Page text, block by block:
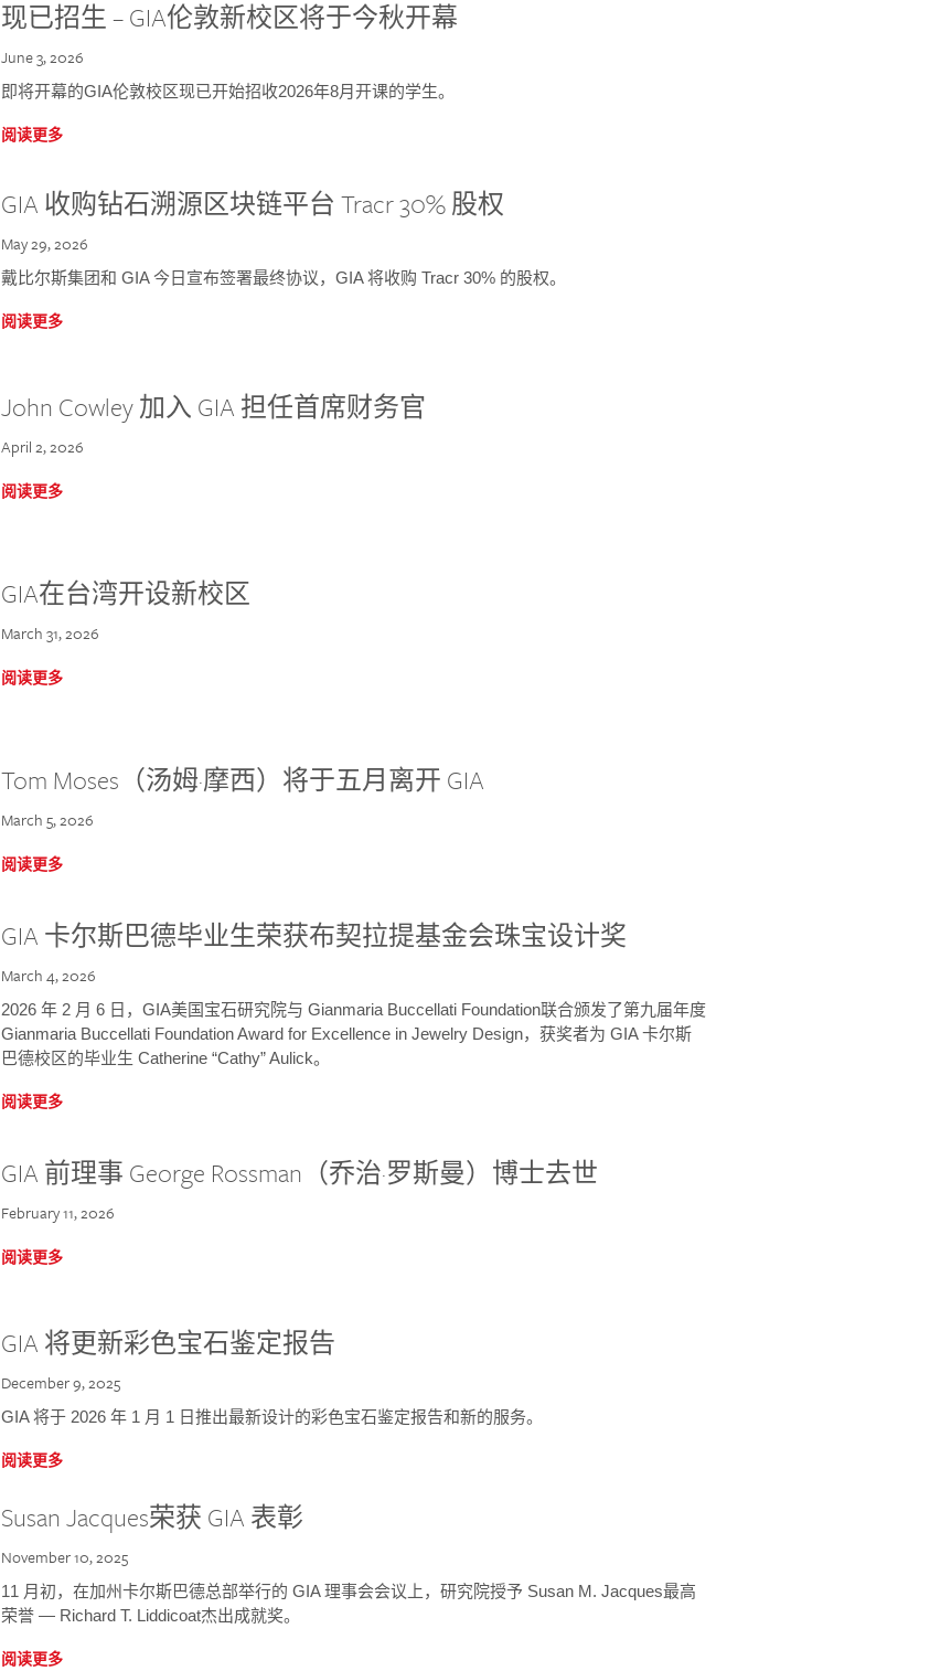
现已招生 – GIA伦敦新校区将于今秋开幕
June 3, 2026
即将开幕的GIA伦敦校区现已开始招收2026年8月开课的学生。
阅读更多
GIA 收购钻石溯源区块链平台 Tracr 30% 股权
May 29, 2026
戴比尔斯集团和 GIA 今日宣布签署最终协议，GIA 将收购 Tracr 30% 的股权。
阅读更多
John Cowley 加入 GIA 担任首席财务官
April 2, 2026
阅读更多
GIA在台湾开设新校区
March 31, 2026
阅读更多
Tom Moses（汤姆·摩西）将于五月离开 GIA
March 5, 2026
阅读更多
GIA 卡尔斯巴德毕业生荣获布契拉提基金会珠宝设计奖
March 4, 2026
2026 年 2 月 6 日，GIA美国宝石研究院与 Gianmaria Buccellati Foundation联合颁发了第九届年度
Gianmaria Buccellati Foundation Award for Excellence in Jewelry Design，获奖者为 GIA 卡尔斯
巴德校区的毕业生 Catherine “Cathy” Aulick。
阅读更多
GIA 前理事 George Rossman（乔治·罗斯曼）博士去世
February 11, 2026
阅读更多
GIA 将更新彩色宝石鉴定报告
December 9, 2025
GIA 将于 2026 年 1 月 1 日推出最新设计的彩色宝石鉴定报告和新的服务。
阅读更多
Susan Jacques荣获 GIA 表彰
November 10, 2025
11 月初，在加州卡尔斯巴德总部举行的 GIA 理事会会议上，研究院授予 Susan M. Jacques最高
荣誉 — Richard T. Liddicoat杰出成就奖。
阅读更多